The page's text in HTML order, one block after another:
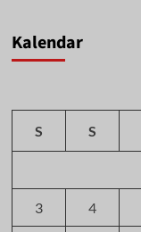
Kalendar
S S
3 4